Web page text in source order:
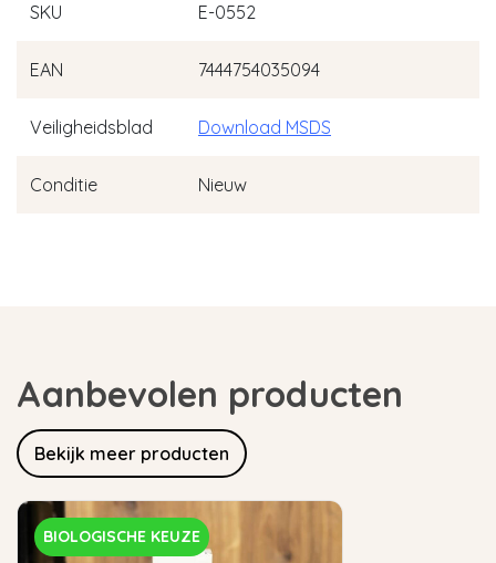
SKU E-0552
EAN 7444754035094
Veiligheidsblad Download MSDS
Conditie Nieuw
Aanbevolen producten
Bekijk meer producten
BIOLOGISCHE KEUZE